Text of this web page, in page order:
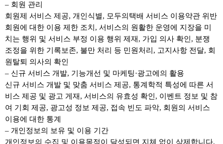
– 회원 관리
회원제 서비스 제공, 개인식별, 모두의택배 서비스 이용약관 위반
회원에 대한 이용 제한 조치, 서비스의 원활한 운영에 지장을 미
치는 행위 및 서비스 부정 이용 행위 제재, 가입 의사 확인, 분쟁
조정을 위한 기록보존, 불만 처리 등 민원처리, 고지사항 전달, 회
원탈퇴 의사의 확인
– 신규 서비스 개발, 기능개선 및 마케팅·광고에의 활용
신규 서비스 개발 및 맞춤 서비스 제공, 통계학적 특성에 따른 서
비스 제공 및 광고 게재, 서비스의 유효성 확인, 이벤트 정보 및 참
여 기회 제공, 광고성 정보 제공, 접속 빈도 파악, 회원의 서비스
이용에 대한 통계
– 개인정보의 보유 및 이용 기간
개인정보의 수집 및 이용목적이 달성되면 지체 없이 삭제합니다.